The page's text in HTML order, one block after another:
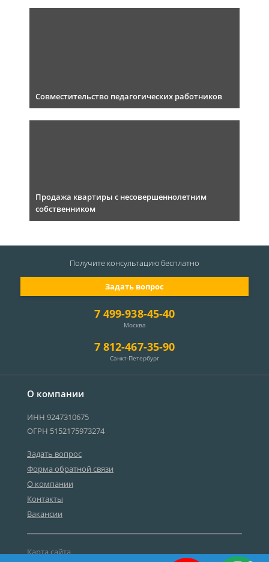
Совместительство педагогических работников
Продажа квартиры с несовершеннолетним
собственником
О компании
ИНН 9247310675
ОГРН 5152175973274
Задать вопрос
Форма обратной связи
О компании
Контакты
Вакансии
Карта сайта
7 499-938-45-40
Москва
7 812-467-35-90
Санкт-Петербург
Задать вопрос
Получите консультациюбесплатно